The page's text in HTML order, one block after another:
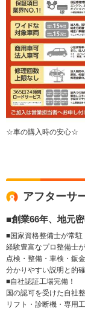
☆車の購入時の安心☆
アフターサ
■創業66年、地元
■国家資格整備士が常駐
経験豊富なプロ整備士
点検・整備・車検・鈑
分かりやすい説明と的
■自社認証工場完備！
国の認可を受けた自社
リフト・診断機・専用